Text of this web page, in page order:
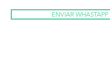
ENVIAR WHASTAPP